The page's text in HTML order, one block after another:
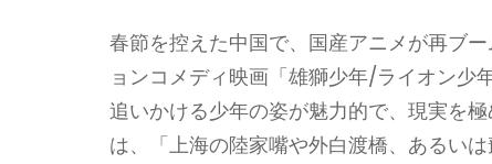
春節を控えた中国で、国産アニメが再ブ
ョンコメディ映画「雄獅少年/ライオン少
追いかける少年の姿が魅力的で、現実を
は、「上海の陸家嘴や外白渡橋、あるい